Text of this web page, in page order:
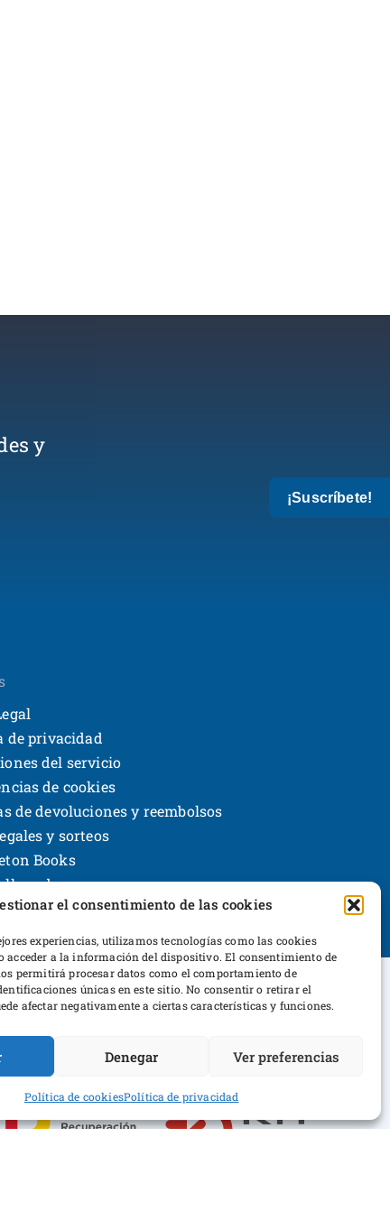
el consentimiento de las cookies
experiencias, utilizamos tecnologías como las cookies
acceder a la información del dispositivo. El consentimiento de
permitirá procesar datos como el comportamiento de
únicas en este sitio. No consentir o retirar el
afectar negativamente a ciertas características y funciones.
Denegar Ver preferencias
Política de cookiesPolítica de privacidad
y
de privacidad
del servicio
de cookies
de devoluciones y reembolsos
y sorteos
Books
web
y Deporte
¡Suscríbete!